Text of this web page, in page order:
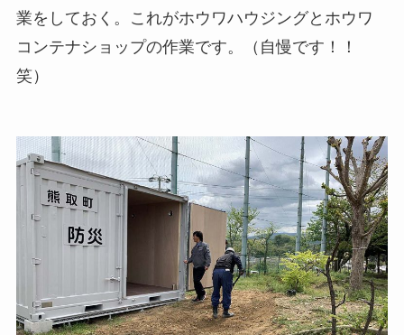
業をしておく。これがホウワハウジングとホウワ
コンテナショップの作業です。（自慢です！！
笑）